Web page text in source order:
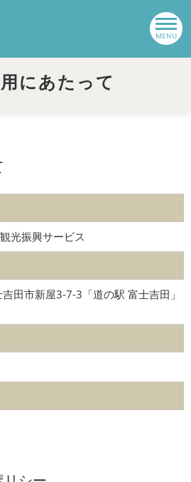
にあたって
光振興サービス
田市新屋3-7-3「道の駅 富士吉田」